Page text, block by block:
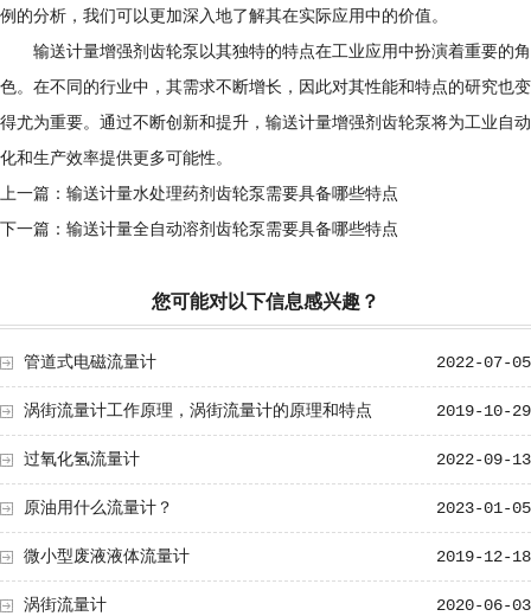
例的分析，我们可以更加深入地了解其在实际应用中的价值。
输送计量增强剂齿轮泵以其独特的特点在工业应用中扮演着重要的角
色。在不同的行业中，其需求不断增长，因此对其性能和特点的研究也变
得尤为重要。通过不断创新和提升，输送计量增强剂齿轮泵将为工业自动
化和生产效率提供更多可能性。
上一篇： 输送计量水处理药剂齿轮泵需要具备哪些特点
下一篇： 输送计量全自动溶剂齿轮泵需要具备哪些特点
您可能对以下信息感兴趣？
2022-07-05
管道式电磁流量计
2019-10-29
涡街流量计工作原理，涡街流量计的原理和特点
2022-09-13
过氧化氢流量计
2023-01-05
原油用什么流量计？
2019-12-18
微小型废液液体流量计
2020-06-03
涡街流量计